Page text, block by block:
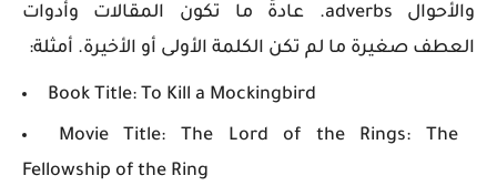
والأحوال adverbs. عادةً ما تكون المقالات وأدوات
العطف صغيرة ما لم تكن الكلمة الأولى أو الأخيرة. أمثلة:
Book Title: To Kill a Mockingbird
Movie Title: The Lord of the Rings: The
Fellowship of the Ring